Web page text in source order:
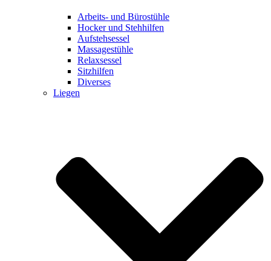
Arbeits- und Bürostühle
Hocker und Stehhilfen
Aufstehsessel
Massagestühle
Relaxsessel
Sitzhilfen
Diverses
Liegen